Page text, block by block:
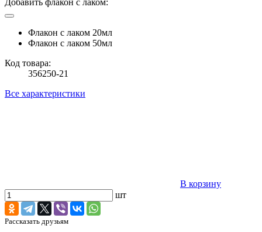
Добавить флакон с лаком:
Флакон с лаком 20мл
Флакон с лаком 50мл
Код товара:
356250-21
Все характеристики
В корзину
шт
Рассказать друзьям